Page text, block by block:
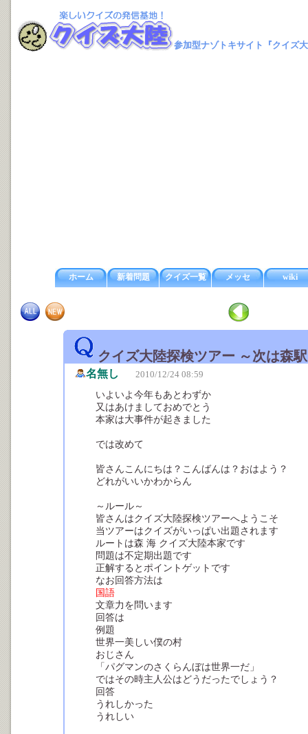
参加型ナゾトキサイト『クイズ
ホーム 新着問題 クイズ一覧 メッセ wiki
クイズ大陸探検ツアー ～次は森
名無し 2010/12/24 08:59
いよいよ今年もあとわずか
又はあけましておめでとう
本家は大事件が起きました
では改めて
皆さんこんにちは？こんばんは？おはよう？
どれがいいかわからん
～ルール～
皆さんはクイズ大陸探検ツアーへようこそ
当ツアーはクイズがいっぱい出題されます
ルートは森 海 クイズ大陸本家です
問題は不定期出題です
正解するとポイントゲットです
なお回答方法は
国語
文章力を問います
回答は
例題
世界一美しい僕の村
おじさん
「パグマンのさくらんぼは世界一だ」
ではその時主人公はどうだったでしょう？
回答
うれしかった
うれしい